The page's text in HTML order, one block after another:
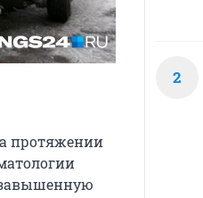
протяжении
2